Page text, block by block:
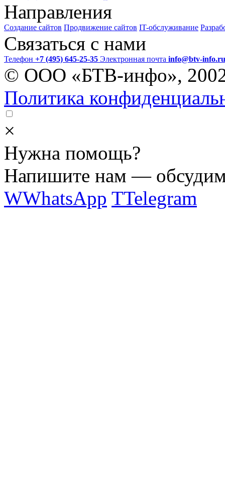
Направления
Создание сайтов Продвижение сайтов IT-обслуживание
Связаться с нами
Телефон +7 (495) 645-25-35 Электронная почта info@btv-info.ru
© ООО «БТВ-инфо»,
Политика
×
Нужна помощь?
Напишите нам —
WWhatsApp TTelegram